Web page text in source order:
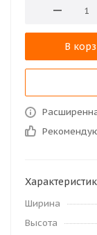
В
Ширина
Высота